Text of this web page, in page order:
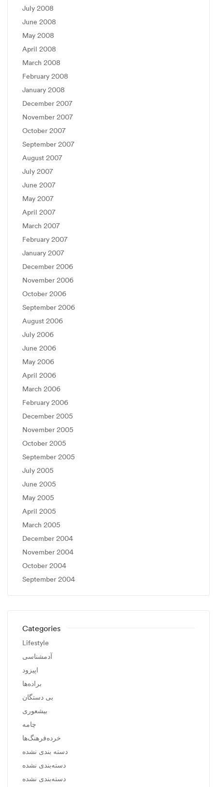
July 2008
June 2008
May 2008
April 2008
March 2008
February 2008
January 2008
December 2007
November 2007
October 2007
September 2007
August 2007
July 2007
June 2007
May 2007
April 2007
March 2007
February 2007
January 2007
December 2006
November 2006
October 2006
September 2006
August 2006
July 2006
June 2006
May 2006
April 2006
March 2006
February 2006
December 2005
November 2005
October 2005
September 2005
July 2005
June 2005
May 2005
April 2005
March 2005
December 2004
November 2004
October 2004
September 2004
Categories
Lifestyle
آدمشناسی
اپیزود
براده‌ها
بی دستگان
بیشعوری
چامه
خرده‌فرهنگ‌ها
دسته بندی نشده
دسته‌بندی نشده
دسته‌بندی نشده